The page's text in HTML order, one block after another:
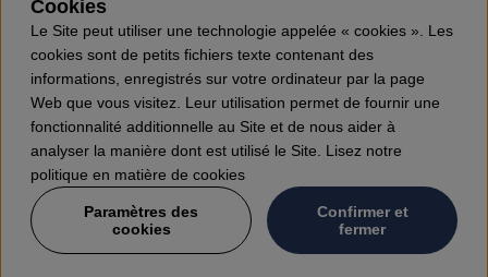
individuel, Coupe-bordures, Débroussailleuses, Taille haies,
Motoculteurs, Souffleur, Souffleuses à neige, Nettoyeurs
haute pression, Aspirateur, Découpeuses, Haches, Outils
forestiers, Lubrifiants, Carburants, Jouets ETC.
Cookies
Le Site peut utiliser une technologie appelée « cookies ». Les
cookies sont de petits fichiers texte contenant des
informations, enregistrés sur votre ordinateur par la page
Web que vous visitez. Leur utilisation permet de fournir une
fonctionnalité additionnelle au Site et de nous aider à
analyser la manière dont est utilisé le Site. Lisez notre
politique en matière de cookies
Paramètres des
cookies
Confirmer et
fermer